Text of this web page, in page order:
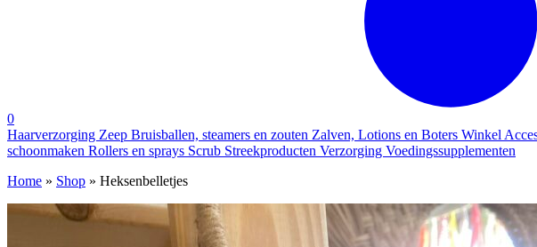
0
Haarverzorging Zeep Bruisballen, steamers en zouten Zalven, Lotions en Boters Winkel
schoonmaken Rollers en sprays Scrub Streekproducten Verzorging Voedingssupplementen
Home » Shop » Heksenbelletjes